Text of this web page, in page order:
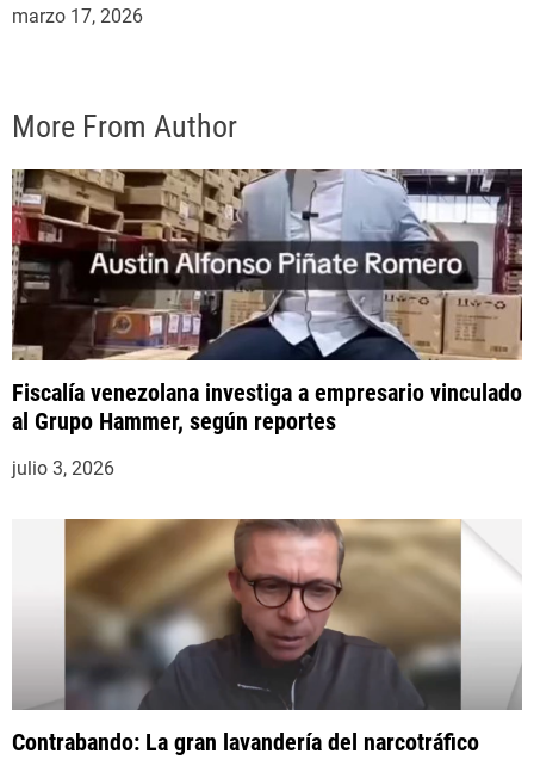
marzo 17, 2026
More From Author
Fiscalía venezolana investiga a empresario vinculado
al Grupo Hammer, según reportes
julio 3, 2026
Contrabando: La gran lavandería del narcotráfico